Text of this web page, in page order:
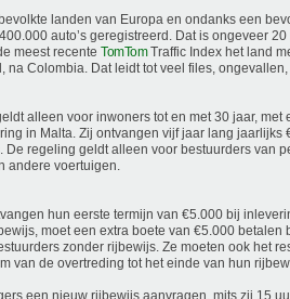
landen van Europa en ondanks een
auto’s geregistreerd. Dat is ongeveer
meest recente TomTomTraffic Index het land
na Colombia. Dat leidt tot veel files,
alleen voor inwoners tot en met 30 jaar, met
in Malta. Zij ontvangen vijf jaar lang jaarlijks
regeling geldt alleen voor bestuurders van
andere voertuigen.
hun eerste termijn van €5.000 bij
moet een extra boete van €5.000 betalen
zonder rijbewijs. Ze moeten ook het
van de overtreding tot het einde van hun
een nieuw rijbewijs aanvragen, mits zij 15